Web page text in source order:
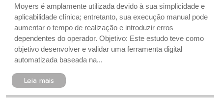
Moyers é amplamente utilizada devido à sua simplicidade e
aplicabilidade clínica; entretanto, sua execução manual pode
aumentar o tempo de realização e introduzir erros
dependentes do operador. Objetivo: Este estudo teve como
objetivo desenvolver e validar uma ferramenta digital
automatizada baseada na...
Leia mais